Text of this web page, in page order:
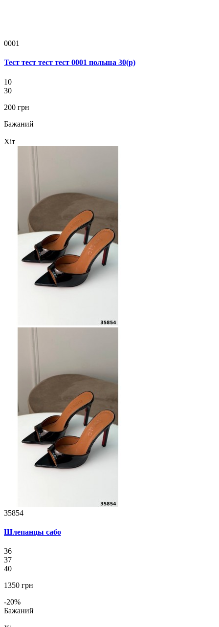
0001
Тест тест тест тест 0001 польша 30(р)
10
30
200 грн
Бажаний
Хіт
35854
Шлепанцы сабо
36
37
40
1350 грн
-20%
Бажаний